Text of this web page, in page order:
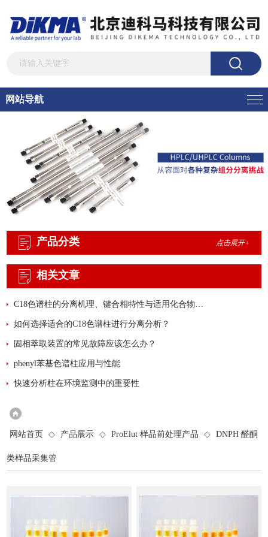
网站导航
产品分类 点击展开+
相关文章
C18色谱柱的分离机理、键合相特性与适用化合物范围
如何选择适合的C18色谱柱进行分离分析？
固相萃取装置的常见故障应该怎么办？
phenyl苯基色谱柱应用与性能
快速分析柱在环境监测中的重要性
网站首页 ◇ 产品展示 ◇ ProElut 样品前处理产品 ◇ DNPH 醛酮
类样品采集管